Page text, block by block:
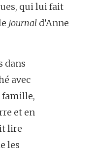
qui lui fait
Journal d’Anne
dans
avec
famille,
et en
lire
les